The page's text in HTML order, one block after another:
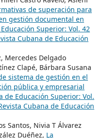
de superación para
gestión documental en
Superior: Vol. 42
Cubana de Educación
Mercedes Delgado
Clapé, Bárbara Susana
sistema de gestión en el
pública y empresarial
de Educación Superior: Vol.
Cubana de Educación
Santos, Nivia T Álvarez
Duéñez, La